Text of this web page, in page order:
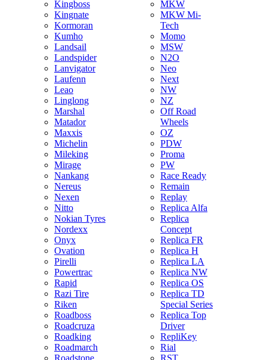
Kingboss
Kingnate
Kormoran
Kumho
Landsail
Landspider
Lanvigator
Laufenn
Leao
Linglong
Marshal
Matador
Maxxis
Michelin
Mileking
Mirage
Nankang
Nereus
Nexen
Nitto
Nokian Tyres
Nordexx
Onyx
Ovation
Pirelli
Powertrac
Rapid
Razi Tire
Riken
Roadboss
Roadcruza
Roadking
Roadmarch
Roadstone
MKW
MKW Mi-
Tech
Momo
MSW
N2O
Neo
Next
NW
NZ
Off Road
Wheels
OZ
PDW
Proma
PW
Race Ready
Remain
Replay
Replica Alfa
Replica
Concept
Replica FR
Replica H
Replica LA
Replica NW
Replica OS
Replica TD
Special Series
Replica Top
Driver
RepliKey
Rial
RST